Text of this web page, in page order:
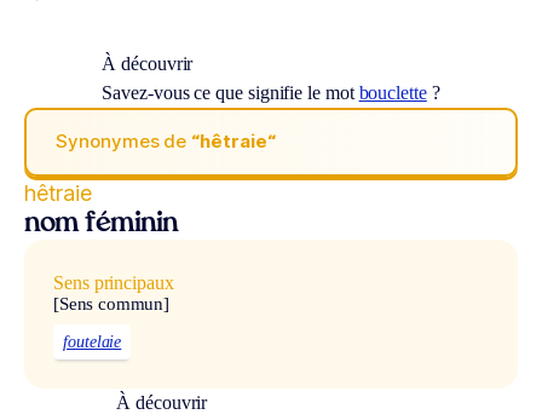
À découvrir
Savez-vous ce que signifie le mot bouclette?
Synonymes de “hêtraie“
hêtraie
nom féminin
Sens principaux
[Sens commun]
foutelaie
À découvrir